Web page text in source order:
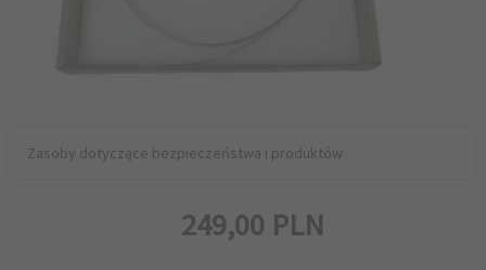
Zasoby dotyczące bezpieczeństwa i produktów
249,00 PLN